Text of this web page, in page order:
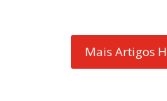
Mais Artigos